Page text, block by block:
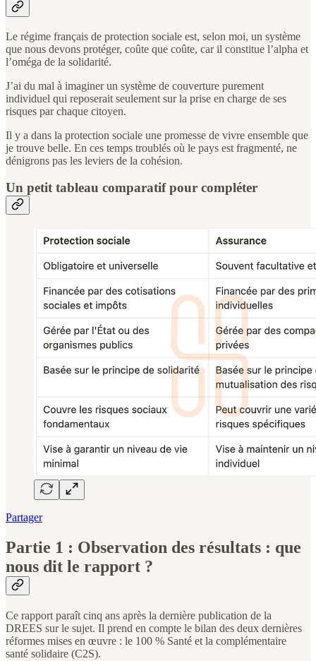
Le régime français de protection sociale est, selon moi, un système
que nous devons protéger, coûte que coûte, car il constitue l’alpha et
l’oméga de la solidarité.
J’ai du mal à imaginer un système de couverture purement
individuel qui reposerait seulement sur la prise en charge de ses
risques par chaque citoyen.
Il y a dans la protection sociale une promesse de vivre ensemble que
je trouve belle. En ces temps troublés où le pays est fragmenté, ne
dénigrons pas les leviers de la cohésion.
Un petit tableau comparatif pour compléter
Partager
Partie 1 : Observation des résultats : que
nous dit le rapport ?
Ce rapport paraît cinq ans après la dernière publication de la
DREES sur le sujet. Il prend en compte le bilan des deux dernières
réformes mises en œuvre : le 100 % Santé et la complémentaire
santé solidaire (C2S).